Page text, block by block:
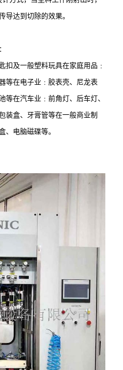
导达到切除的效果。
扣及一般塑料玩具在家庭用品﹕
等在电子业﹕胶表壳、尼龙表
等在汽车业﹕前角灯、后车灯、
装盒、牙膏管等在一般商业制
、电脑磁碟等。